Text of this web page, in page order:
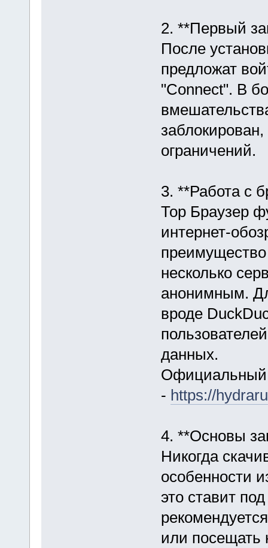
2. **Первый
После
предложат
"Connect". В
ограничений.
3. **Работа с
Тор Браузер
интернет-
несколько
анонимным.
вроде
данных.
Официальный
- https://
4. **Основы
Никогда
особенности
это ставит
или посещать